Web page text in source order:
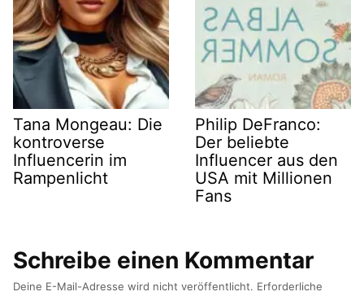
Tana Mongeau: Die
kontroverse
Influencerin im
Rampenlicht
Philip DeFranco:
Der beliebte
Influencer aus den
USA mit Millionen
Fans
Schreibe einen Kommentar
Deine E-Mail-Adresse wird nicht veröffentlicht. Erforderliche